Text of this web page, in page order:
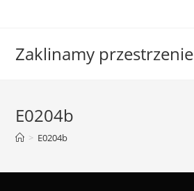
Zaklinamy przestrzenie
E0204b
> E0204b